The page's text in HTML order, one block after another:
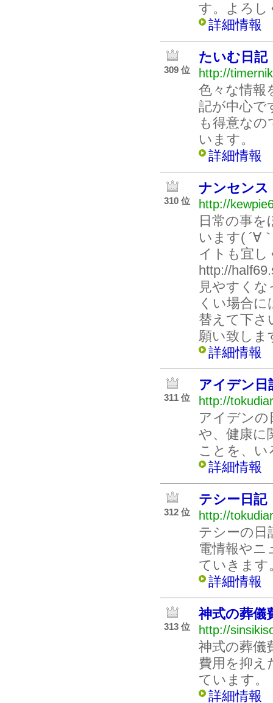
す。よろし
詳細情報
309 位
たいむ日記
http://
色々な情報
記が中心で
も得意な
います。
詳細情報
310 位
ナンセンス
http://
日常の事
います( ´∀
イトも宜し
http://
見やすく
くい場合
替えて下さ
願い致しま
詳細情報
311 位
アイデン日
http://
アイデンの
や、健康に
ことを、
詳細情報
312 位
テシー日記
http://
テシーの日
電情報やニ
ていきます
詳細情報
313 位
神式の葬儀
http://
神式の葬儀
費用を抑え
ています。
詳細情報